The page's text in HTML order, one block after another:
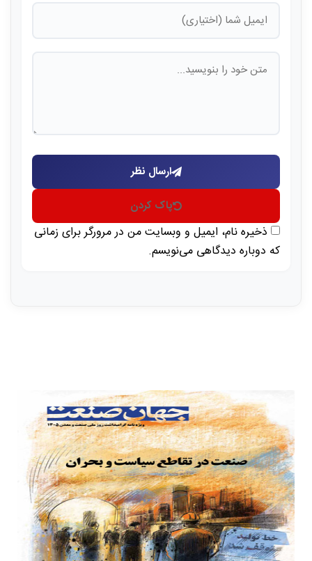
ارسال نظر
پاک کردن
ذخیره نام، ایمیل و وبسایت من در مرورگر برای زمانی
که دوباره دیدگاهی می‌نویسم.